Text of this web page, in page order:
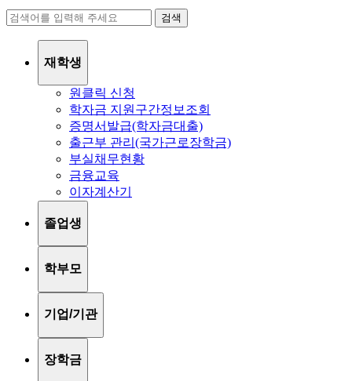
검색
재학생
원클릭 신청
학자금 지원구간정보조회
증명서발급(학자금대출)
출근부 관리(국가근로장학금)
부실채무현황
금융교육
이자계산기
졸업생
학부모
기업/기관
장학금